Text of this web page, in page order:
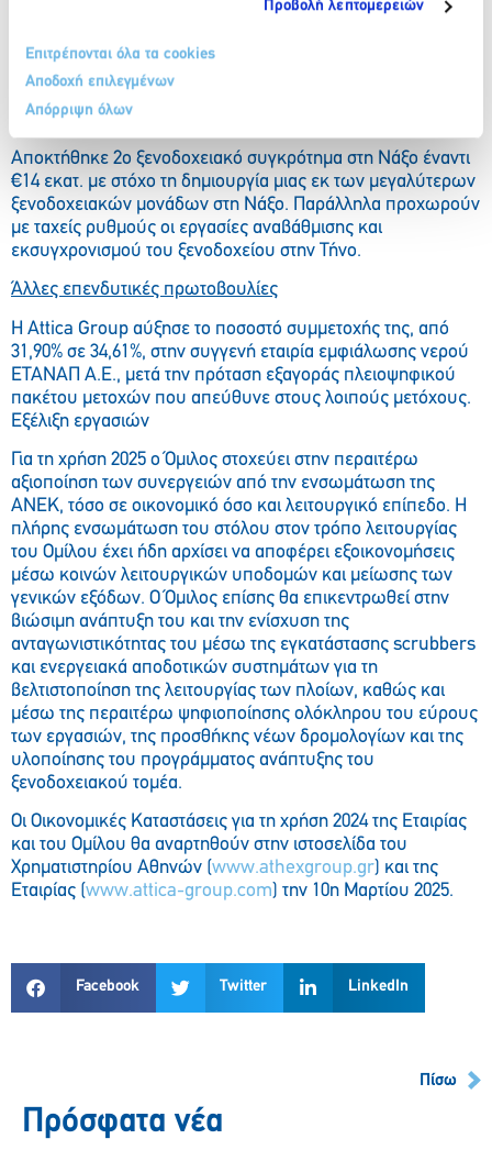
Προβολή λεπτομερειών
Επιτρέπονται όλα τα cookies
Αποδοχή επιλεγμένων
Απόρριψη όλων
ευρωπαϊκή και ελληνική νομοθεσία για την ασφαλή και
οποία περιλαμβάνεται στον Ευρωπαϊκό Κατάλογο Μονάδων
Ανακύκλωσης Πλοίων.
Επέκταση στον ξενοδοχειακό τομέα
Αποκτήθηκε 2ο ξενοδοχειακό συγκρότημα στη Νάξο έναντι
€14 εκατ. με στόχο τη δημιουργία μιας εκ των μεγαλύτερων
ξενοδοχειακών μονάδων στη Νάξο. Παράλληλα προχωρούν
με ταχείς ρυθμούς οι εργασίες αναβάθμισης και
εκσυγχρονισμού του ξενοδοχείου στην Τήνο.
Άλλες επενδυτικές πρωτοβουλίες
Η Attica Group αύξησε το ποσοστό συμμετοχής της, από
31,90% σε 34,61%, στην συγγενή εταιρία εμφιάλωσης νερού
ΕΤΑΝΑΠ Α.Ε., μετά την πρόταση εξαγοράς πλειοψηφικού
πακέτου μετοχών που απεύθυνε στους λοιπούς μετόχους.
Εξέλιξη εργασιών
Για τη χρήση 2025 ο Όμιλος στοχεύει στην περαιτέρω
αξιοποίηση των συνεργειών από την ενσωμάτωση της
ΑΝΕΚ, τόσο σε οικονομικό όσο και λειτουργικό επίπεδο. Η
πλήρης ενσωμάτωση του στόλου στον τρόπο λειτουργίας
του Ομίλου έχει ήδη αρχίσει να αποφέρει εξοικονομήσεις
μέσω κοινών λειτουργικών υποδομών και μείωσης των
γενικών εξόδων. Ο Όμιλος επίσης θα επικεντρωθεί στην
βιώσιμη ανάπτυξη του και την ενίσχυση της
ανταγωνιστικότητας του μέσω της εγκατάστασης scrubbers
και ενεργειακά αποδοτικών συστημάτων για τη
βελτιστοποίηση της λειτουργίας των πλοίων, καθώς και
μέσω της περαιτέρω ψηφιοποίησης ολόκληρου του εύρους
των εργασιών, της προσθήκης νέων δρομολογίων και της
υλοποίησης του προγράμματος ανάπτυξης του
ξενοδοχειακού τομέα.
Οι Οικονομικές Καταστάσεις για τη χρήση 2024 της Εταιρίας
και του Ομίλου θα αναρτηθούν στην ιστοσελίδα του
Χρηματιστηρίου Αθηνών (www.athexgroup.gr) και της
Εταιρίας (www.attica-group.com) την 10η Μαρτίου 2025.
Facebook Twitter LinkedIn
Πίσω
Πρόσφατα νέα